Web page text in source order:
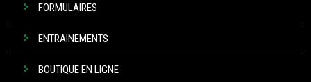
FORMULAIRES
ENTRAINEMENTS
BOUTIQUE EN LIGNE